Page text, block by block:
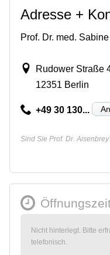
Adresse +
Prof. Dr. med.
Rudower Straße
12351 Berlin
+49 30 130...
Sind Sie Prof. Dr.
Nicht hinterlegt. Bitte
telefonisch.